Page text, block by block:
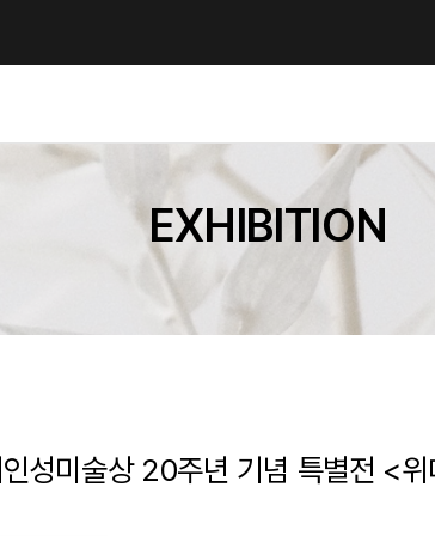
EXHIBITION
성미술상 20주년 기념 특별전 <